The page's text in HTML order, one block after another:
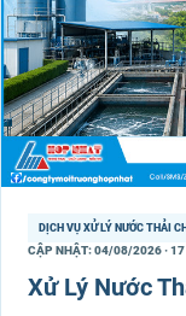
DỊCH VỤ XỬ LÝ NƯỚC THẢI
CẬP NHẬT: 04/08/2026 · 17
Xử Lý Nước